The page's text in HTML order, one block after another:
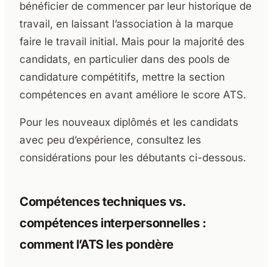
bénéficier de commencer par leur historique de
travail, en laissant l’association à la marque
faire le travail initial. Mais pour la majorité des
candidats, en particulier dans des pools de
candidature compétitifs, mettre la section
compétences en avant améliore le score ATS.
Pour les nouveaux diplômés et les candidats
avec peu d’expérience, consultez les
considérations pour les débutants ci-dessous.
Compétences techniques vs.
compétences interpersonnelles :
comment l’ATS les pondère